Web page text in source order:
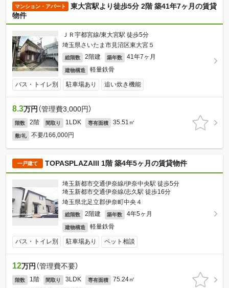
マンション・アパート
東大宮駅より徒歩5分 2階 築41年7ヶ月の賃貸
物件
ＪＲ宇都宮線/東大宮駅 徒歩5分
埼玉県さいたま市見沼区東大宮５
総階数 2階建 築年数 41年7ヶ月
建物構造 軽量鉄骨
バス・トイレ別 駐車場あり 追い炊き機能
8.3万円 （管理費3,000円）
階数 2階 間取り 1LDK 専有面積 35.51㎡
敷/礼 不要/166,000円
一戸建て TOPASPLAZAIII 1階 築4年5ヶ月の賃貸物件
埼玉新都市交通伊奈線/伊奈中央駅 徒歩5分
埼玉新都市交通伊奈線/志久駅 徒歩16分
埼玉県北足立郡伊奈町中央４
総階数 2階建 築年数 4年5ヶ月
建物構造 軽量鉄骨
バス・トイレ別 駐車場あり ペット相談
12万円 （管理費不要）
階数 1階 間取り 3LDK 専有面積 75.24㎡